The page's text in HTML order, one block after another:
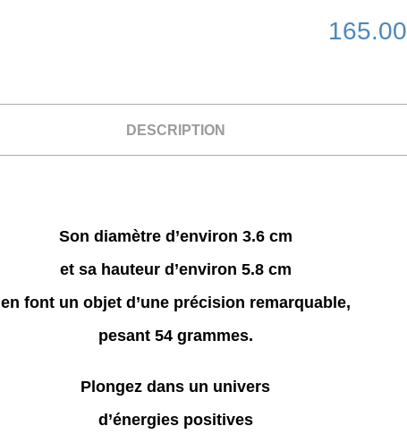
165.00
DESCRIPTION
Son diamètre d’environ 3.6 cm
et sa hauteur d’environ 5.8 cm
en font un objet d’une précision remarquable,
pesant 54 grammes.
Plongez dans un univers
d’énergies positives